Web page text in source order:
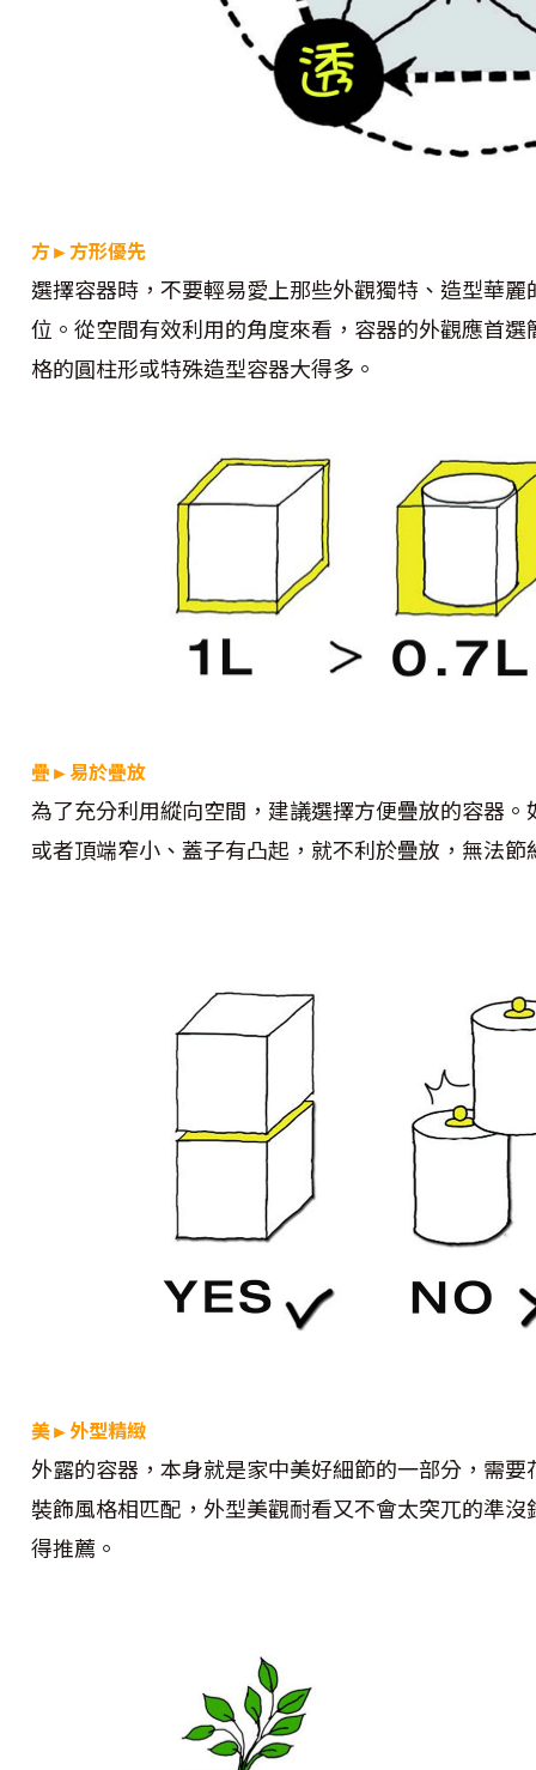
方►方形優先
選擇容器時，不要輕易愛上那些外觀獨特、造型華
位。從空間有效利用的角度來看，容器的外觀應首
格的圓柱形或特殊造型容器大得多。
疊►易於疊放
為了充分利用縱向空間，建議選擇方便疊放的容器
或者頂端窄小、蓋子有凸起，就不利於疊放，無法節
美►外型精緻
外露的容器，本身就是家中美好細節的一部分，需
裝飾風格相匹配，外型美觀耐看又不會太突兀的準
得推薦。